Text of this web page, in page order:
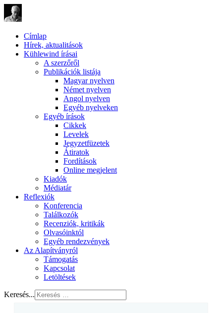
Címlap
Hírek, aktualitások
Kühlewind írásai
A szerzőről
Publikációk listája
Magyar nyelven
Német nyelven
Angol nyelven
Egyéb nyelveken
Egyéb írások
Cikkek
Levelek
Jegyzetfüzetek
Átiratok
Fordítások
Online megjelent
Kiadók
Médiatár
Reflexiók
Konferencia
Találkozók
Recenziók, kritikák
Olvasóinktól
Egyéb rendezvények
Az Alapítványról
Támogatás
Kapcsolat
Letöltések
Keresés...